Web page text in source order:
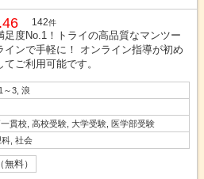
142件
足度No.1！トライの高品質なマンツー
インで手軽に！ オンライン指導が初め
ご利用可能です。
～3, 浪
貫校, 高校受験, 大学受験, 医学部受験
, 社会
料）